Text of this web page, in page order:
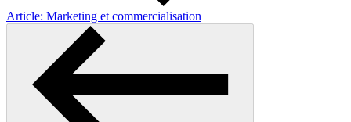
Article: Marketing et commercialisation